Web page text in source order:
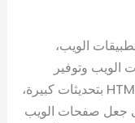
الويب،
وتوفير
طريقة أفضل لتنظيم المحتوى. جاءت HTML5 بتحديثات كبيرة،
جعل صفحات الويب